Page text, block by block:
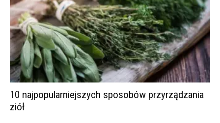
10 najpopularniejszych sposobów przyrządzania
ziół